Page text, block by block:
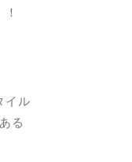
イル
る